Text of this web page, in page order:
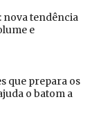
nova tendência
e
que prepara os
o batom a